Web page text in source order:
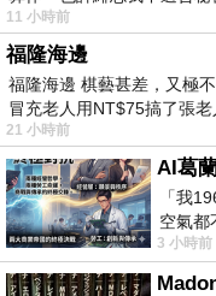
以下是 杜塞爾
Dusseldorf) 的介
看喔!
PS.若您家裡有
費《迪士尼美語世
↓↓↓限量特優價格
11 小時前
福隆海邊
福隆海邊 棋藝甚差，又極
冒充老人用NT$75搞了張
21 小時前
「我
空氣都
試試看
3 小時前